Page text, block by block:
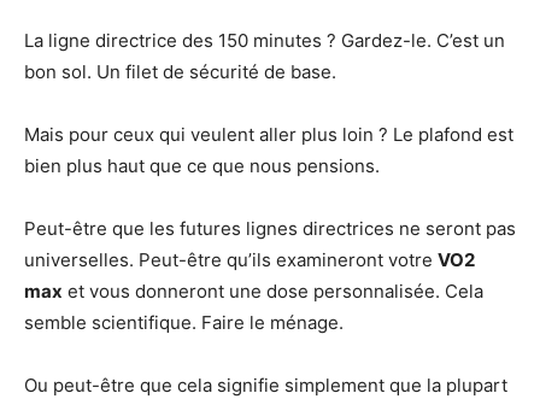
La ligne directrice des 150 minutes ? Gardez-le. C’est un
bon sol. Un filet de sécurité de base.
Mais pour ceux qui veulent aller plus loin ? Le plafond est
bien plus haut que ce que nous pensions.
Peut-être que les futures lignes directrices ne seront pas
universelles. Peut-être qu’ils examineront votre VO2
max et vous donneront une dose personnalisée. Cela
semble scientifique. Faire le ménage.
Ou peut-être que cela signifie simplement que la plupart